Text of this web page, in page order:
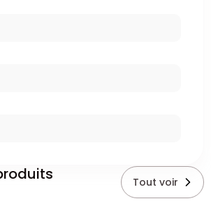
Tout voir